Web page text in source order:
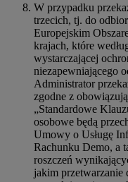
W przypadku
trzecich, tj. do
Europejskim
krajach, które
wystarczającej
niezapewniającego
Administrator
zgodne z
„Standardowe
osobowe będą
Umowy o Usługę
Rachunku Demo, a
roszczeń
jakim przetwarzanie